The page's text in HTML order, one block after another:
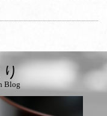
り
Blog